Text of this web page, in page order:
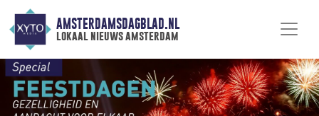
AMSTERDAMSDAGBLAD.NL
lokaal nieuws amsterdam